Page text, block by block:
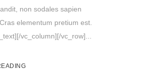
non sodales sapien
elementum pretium est.
vc_column][/vc_row]...